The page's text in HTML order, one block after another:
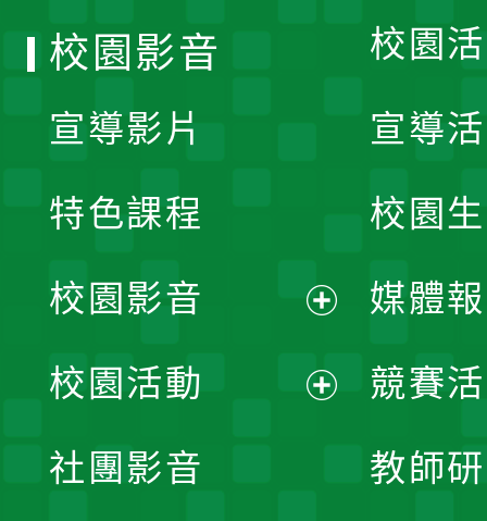
校園
宣導
校園
媒體
競賽
教師
校園影音
宣導影片
特色課程
校園影音
開
校園活動
社團影音